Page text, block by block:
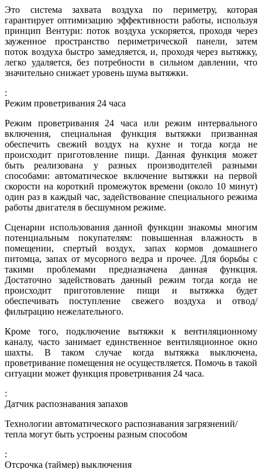
Это система захвата воздуха по периметру, которая
гарантирует оптимизацию эффективности работы, используя
принцип Вентури: поток воздуха ускоряется, проходя через
зауженное пространство периметрической панели, затем
поток воздуха быстро замедляется, и, проходя через вытяжку,
легко удаляется, без потребности в сильном давлении, что
значительно снижает уровень шума вытяжки.
:
Режим проветривания 24 часа
Режим проветривания 24 часа или режим интервального
включения, специальная функция вытяжки призванная
обеспечить свежий воздух на кухне и тогда когда не
происходит приготовление пищи. Данная функция может
быть реализована у разных производителей разными
способами: автоматическое включение вытяжки на первой
скорости на короткий промежуток времени (около 10 минут)
один раз в каждый час, задействование специального режима
работы двигателя в бесшумном режиме.
Сценарии использования данной функции знакомы многим
потенциальным покупателям: повышенная влажность в
помещении, спертый воздух, запах кормов домашнего
питомца, запах от мусорного ведра и прочее. Для борьбы с
такими проблемами предназначена данная функция.
Достаточно задействовать данный режим тогда когда не
происходит приготовление пищи и вытяжка будет
обеспечивать поступление свежего воздуха и отвод/
фильтрацию нежелательного.
Кроме того, подключение вытяжки к вентиляционному
каналу, часто занимает единственное вентиляционное окно
шахты. В таком случае когда вытяжка выключена,
проветривание помещения не осуществляется. Помочь в такой
ситуации может функция проветривания 24 часа.
:
Датчик распознавания запахов
Технологии автоматического распознавания загрязнений/
тепла могут быть устроены разным способом
:
Отсрочка (таймер) выключения